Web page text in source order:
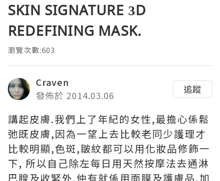
SKIN SIGNATURE 3D
REDEFINING MASK.
瀏覽次數:603
Craven
發佈於 2014.03.06
追蹤
講起皮膚.我們上了年紀的女性,最擔心係鬆
弛既皮膚,因為一望上去比較老同少護理才
比較明顯,色斑,皺紋都可以用化妝品修飾一
下, 所以自己除左每日用天然按摩法去通淋
巴腺及收緊外,仲有就係用面膜及護膚品,加